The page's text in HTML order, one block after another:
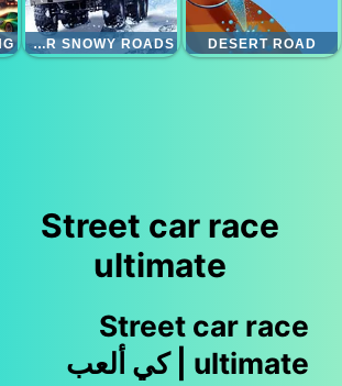
DESERT ROAD
TRUCK DRIVER SNOWY ROADS
Street car race
ultimate
Street car race
ultimate | كي ألعب